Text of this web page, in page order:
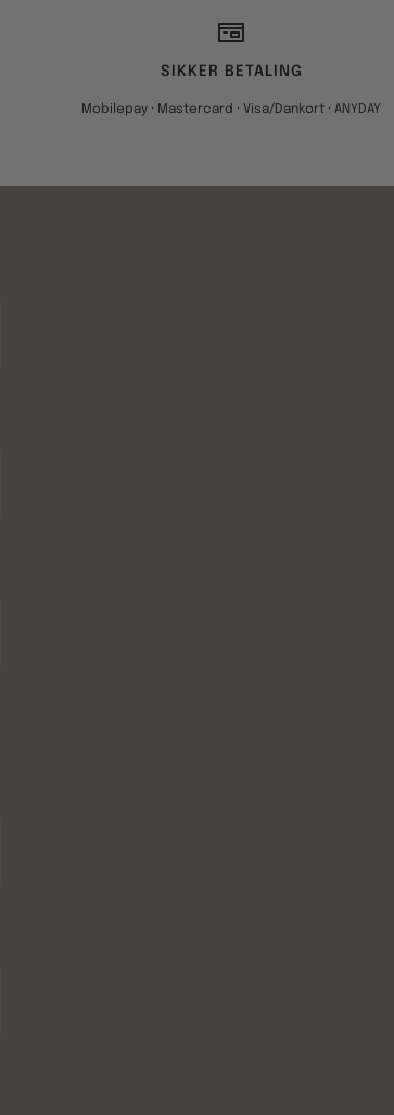
SIKKER BETALING
Mobilepay · Mastercard · Visa/Dankort · ANYDAY